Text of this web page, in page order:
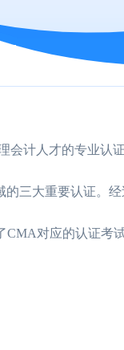
会计人才的专业认
三大重要认证。
CMA对应的认证